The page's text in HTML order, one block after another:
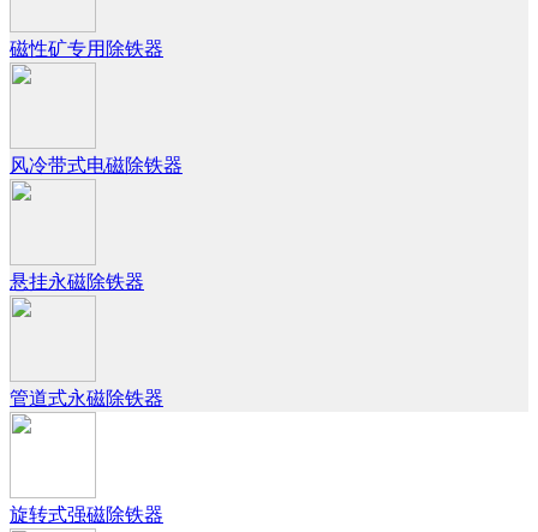
磁性矿专用除铁器
风冷带式电磁除铁器
悬挂永磁除铁器
管道式永磁除铁器
旋转式强磁除铁器